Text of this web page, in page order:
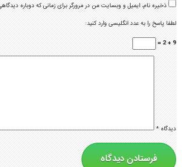
ذخیره نام، ایمیل و وبسایت من در مرورگر برای زمانی که دوباره
لطفا پاسخ را به عدد انگلیسی وارد کنید:
9 + 2 =
دیدگاه*